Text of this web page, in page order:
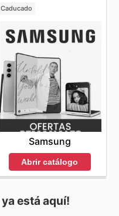
Caducado
Samsung
Abrir catálogo
ya está aquí!